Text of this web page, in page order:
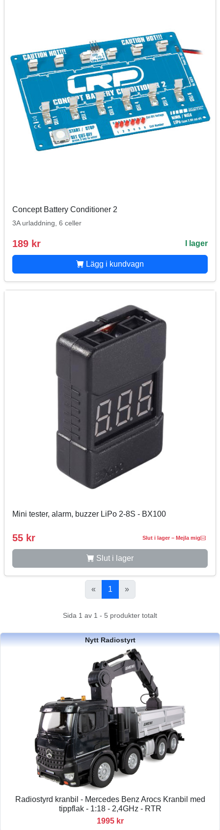
Concept Battery Conditioner 2
3A urladdning, 6 celler
189 kr I lager
Lägg i kundvagn
Mini tester, alarm, buzzer LiPo 2-8S - BX100
55 kr Slut i lager – Mejla mig
Slut i lager
« 1 »
Sida 1 av 1 - 5 produkter totalt
Nytt Radiostyrt
Radiostyrd kranbil - Mercedes Benz Arocs Kranbil med
tippflak - 1:18 - 2,4GHz - RTR
1995 kr